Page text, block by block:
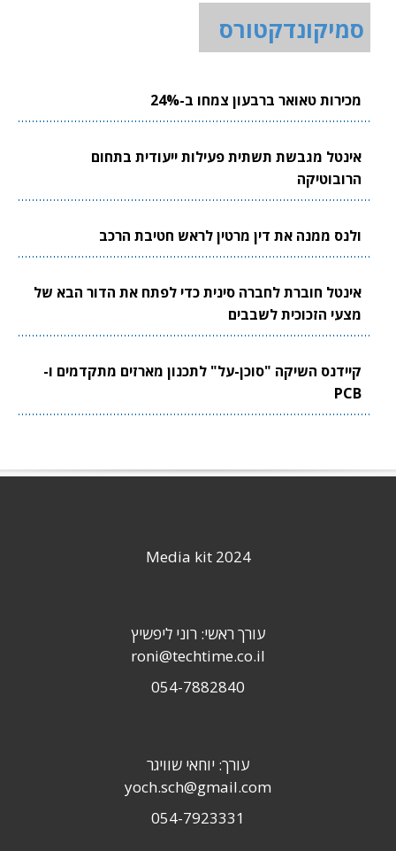
סמיקונדקטורס
מכירות טאואר ברבעון צמחו ב-24%
אינטל מגבשת תשתית פעילות ייעודית בתחום
הרובוטיקה
ולנס ממנה את דין מרטין לראש חטיבת הרכב
אינטל חוברת לחברה סינית כדי לפתח את הדור הבא של
מצעי הזכוכית לשבבים
קיידנס השיקה "סוכן-על" לתכנון מארזים מתקדמים ו-
PCB
Media kit 2024
עורך ראשי: רוני ליפשיץ
roni@techtime.co.il
054-7882840
עורך: יוחאי שוויגר
yoch.sch@gmail.com
054-7923331